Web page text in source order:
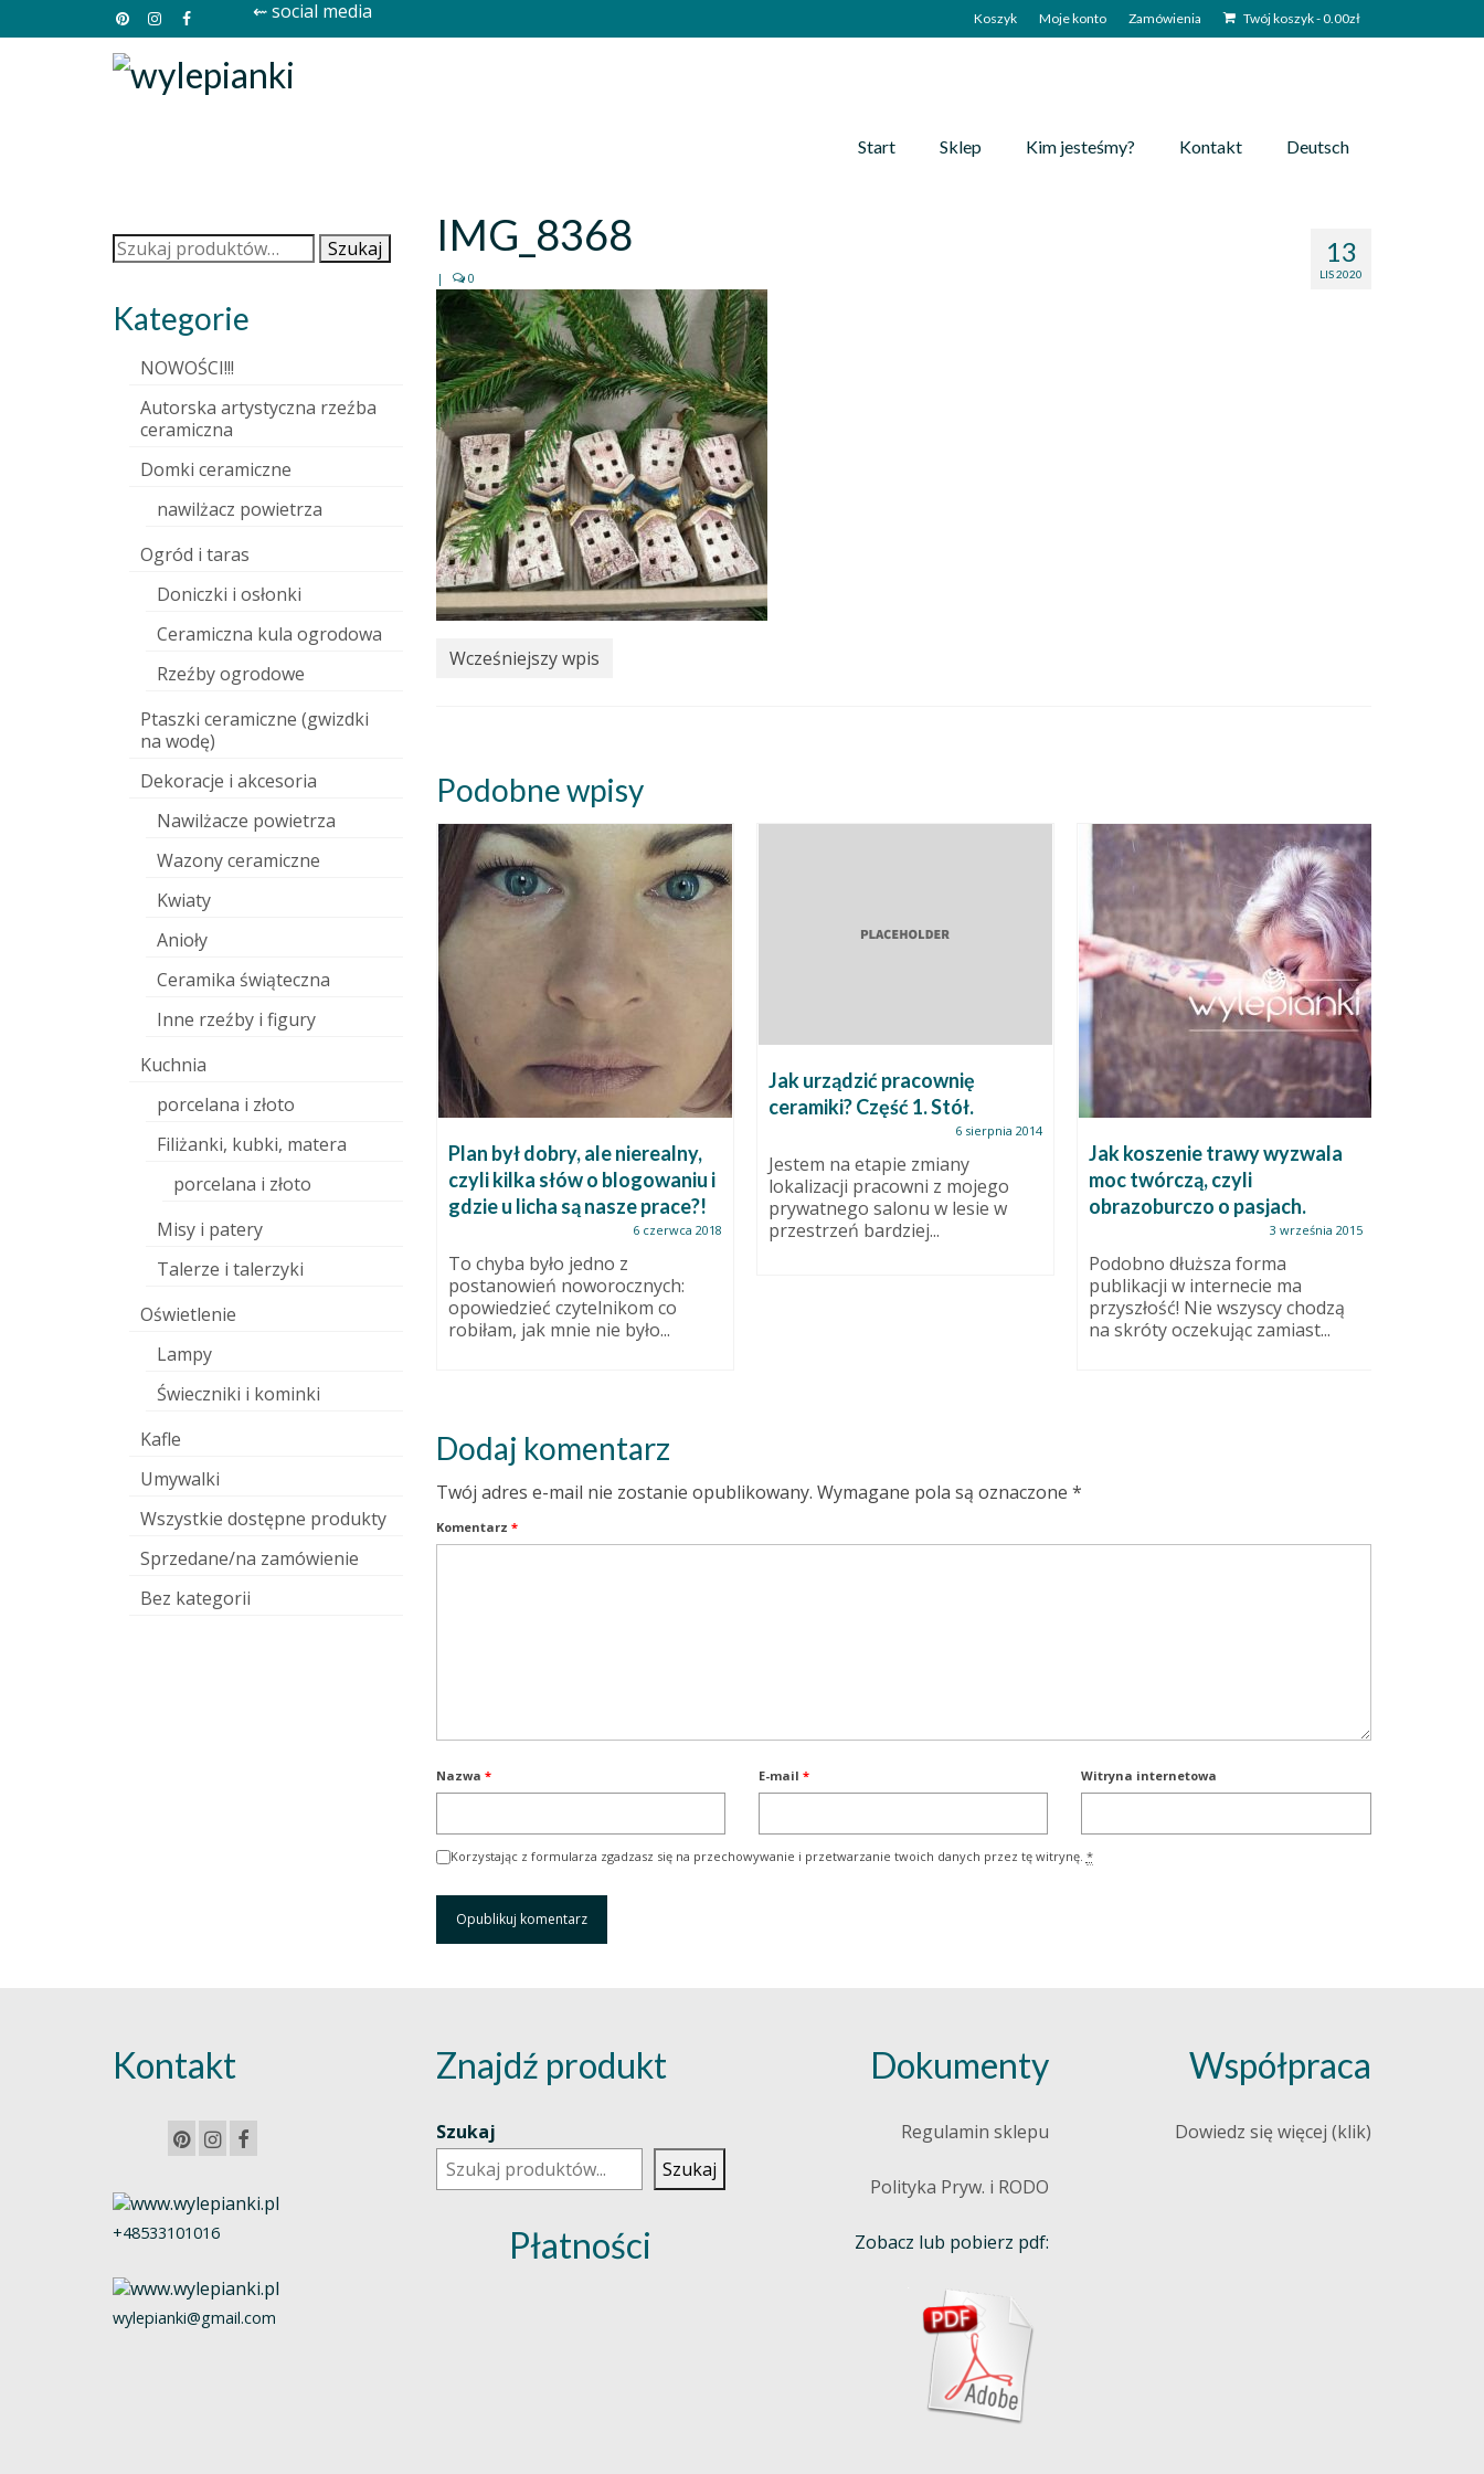
Koszyk Moje konto Zamówienia Twój koszyk-0.00zł
⇜ social media
Start Sklep Kim jesteśmy? Kontakt Deutsch
13
LIS 2020
IMG_8368
| 0
Wcześniejszy wpis
Podobne wpisy
Ale fajnie! Kolejny piękny rok
przed nami!
Witajcie przełomowo. Niby
wszystko będzie takie samo
jutro rano, gdy obudzimy się w
2017… ja...
Plan był dobry, ale nierealny,
czyli kilka słów o blogowaniu i
gdzie u licha są nasze prace?!
6 czerwca 2018
To chyba było jedno z
postanowień noworocznych:
opowiedzieć czytelnikom co
robiłam, jak mnie nie było...
Jak urządzić pracownię
ceramiki? Część 1. Stół.
6 sierpnia 2014
Jestem na etapie zmiany
lokalizacji pracowni z mojego
prywatnego salonu w lesie w
przestrzeń bardziej...
Jak koszenie trawy wyzwala
moc twórczą, czyli
obrazoburczo o pasjach.
3 września 2015
Podobno dłuższa forma
publikacji w internecie ma
przyszłość! Nie wszyscy chodzą
na skróty oczekując zamiast...
Dodaj komentarz
Twój adres e-mail nie zostanie opublikowany. Wymagane pola są oznaczone *
Komentarz *
Nazwa * E-mail * Witryna internetowa
Korzystając z formularza zgadzasz się na przechowywanie i przetwarzanie twoich danych przez tę witrynę. *
Szukaj: Szukaj
Kategorie
NOWOŚCI!!!
Autorska artystyczna rzeźba
ceramiczna
Domki ceramiczne
nawilżacz powietrza
Ogród i taras
Doniczki i osłonki
Ceramiczna kula ogrodowa
Rzeźby ogrodowe
Ptaszki ceramiczne (gwizdki
na wodę)
Dekoracje i akcesoria
Nawilżacze powietrza
Wazony ceramiczne
Kwiaty
Anioły
Ceramika świąteczna
Inne rzeźby i figury
Kuchnia
porcelana i złoto
Filiżanki, kubki, matera
porcelana i złoto
Misy i patery
Talerze i talerzyki
Oświetlenie
Lampy
Świeczniki i kominki
Kafle
Umywalki
Wszystkie dostępne produkty
Sprzedane/na zamówienie
Bez kategorii
Kontakt
+48533101016
wylepianki@gmail.com
Znajdź produkt
Szukaj
Szukaj
Płatności
Dokumenty
Regulamin sklepu
Polityka Pryw. i RODO
Zobacz lub pobierz pdf:
Współpraca
Dowiedz się więcej (klik)